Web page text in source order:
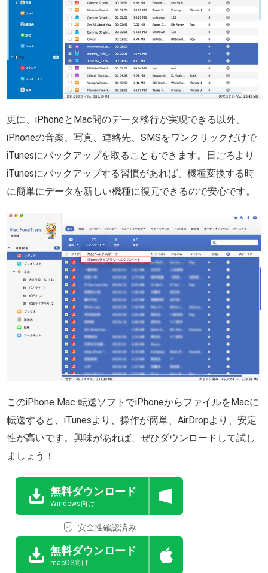
更に、iPhoneとMac間のデータ移行が実現できる以外、
iPhoneの音楽、写真、連絡先、SMSをワンクリックだけで
iTunesにバックアップを取ることもできます。日ごろより
iTunesにバックアップする習慣があれば、機種変換する時
に簡単にデータを新しい機種に復元できるので安心です。
このiPhone Mac 転送ソフトでiPhoneからファイルをMacに
転送すると、iTunesより、操作が簡単、AirDropより、安定
性が高いです。興味があれば、ぜひダウンロードして試し
ましょう！
無料ダウンロード
Windows向け
安全性確認済み
無料ダウンロード
macOS向け